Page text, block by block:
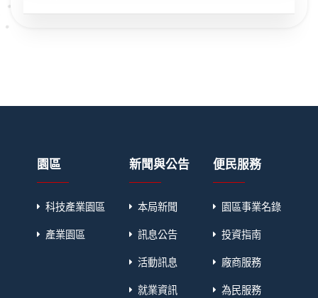
園區
科技產業園區
產業園區
新聞與公告
本局新聞
訊息公告
活動訊息
就業資訊
便民服務
園區事業名錄
投資指南
廠商服務
為民服務